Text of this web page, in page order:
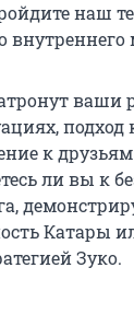
наш
ваши
к
ли вы к
Катары
Зуко.